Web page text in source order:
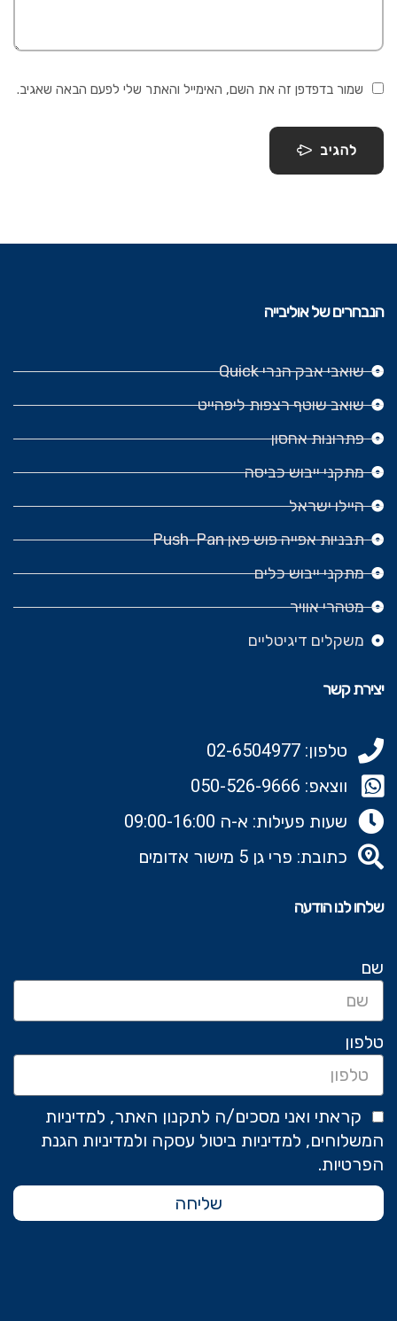
שמור בדפדפן זה את השם, האימייל והאתר שלי לפעם הבאה שאגיב.
להגיב
הנבחרים של אוליבייה
שואבי אבק הנרי Quick
שואב שוטף רצפות ליפהייט
פתרונות אחסון
מתקני ייבוש כביסה
היילו ישראל
תבניות אפייה פוש פאן Push-Pan
מתקני ייבוש כלים
מטהרי אוויר
משקלים דיגיטליים
יצירת קשר
טלפון: 02-6504977
ווצאפ: 050-526-9666‬
שעות פעילות: א-ה 09:00-16:00
כתובת: פרי גן 5 מישור אדומים
שלחו לנו הודעה
שם
טלפון
קראתי ואני מסכים/ה לתקנון האתר, למדיניות
המשלוחים, למדיניות ביטול עסקה ולמדיניות הגנת
הפרטיות.
שליחה